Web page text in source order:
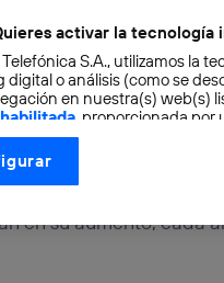
tuya: la
no para de enviar
determinante de
sobre el futuro del
en su aumento, cada
activar la tecnología
S.A., utilizamos la
digital o análisis (como se
en nuestra(s) web(s)
, proporcionada
consentimiento en cada
Utiq está diseñada con
dirección IP y otra